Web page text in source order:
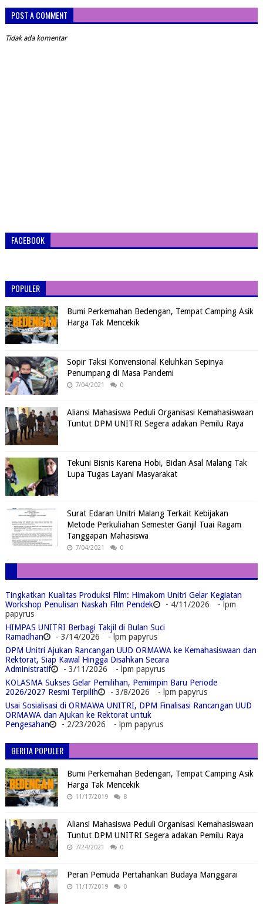
POST A COMMENT
Tidak ada komentar
FACEBOOK
POPULER
Bumi Perkemahan Bedengan, Tempat Camping Asik
Harga Tak Mencekik
Sopir Taksi Konvensional Keluhkan Sepinya
Penumpang di Masa Pandemi
7/04/2021 0
Aliansi Mahasiswa Peduli Organisasi Kemahasiswaan
Tuntut DPM UNITRI Segera adakan Pemilu Raya
Tekuni Bisnis Karena Hobi, Bidan Asal Malang Tak
Lupa Tugas Layani Masyarakat
Surat Edaran Unitri Malang Terkait Kebijakan
Metode Perkuliahan Semester Ganjil Tuai Ragam
Tanggapan Mahasiswa
7/04/2021 0
Tingkatkan Kualitas Produksi Film: Himakom Unitri Gelar Kegiatan
Workshop Penulisan Naskah Film Pendek
- 4/11/2026
- lpm
papyrus
HIMPAS UNITRI Berbagi Takjil di Bulan Suci
Ramadhan
- 3/14/2026
- lpm papyrus
DPM Unitri Ajukan Rancangan UUD ORMAWA ke Kemahasiswaan dan
Rektorat, Siap Kawal Hingga Disahkan Secara
Administratif
- 3/11/2026
- lpm papyrus
KOLASMA Sukses Gelar Pemilihan, Pemimpin Baru Periode
2026/2027 Resmi Terpilih
- 3/8/2026
- lpm papyrus
Usai Sosialisasi di ORMAWA UNITRI, DPM Finalisasi Rancangan UUD
ORMAWA dan Ajukan ke Rektorat untuk
Pengesahan
- 2/23/2026 - lpm papyrus
BERITA POPULER
Bumi Perkemahan Bedengan, Tempat Camping Asik
Harga Tak Mencekik
11/17/2019 8
Aliansi Mahasiswa Peduli Organisasi Kemahasiswaan
Tuntut DPM UNITRI Segera adakan Pemilu Raya
7/24/2021 0
Peran Pemuda Pertahankan Budaya Manggarai
11/17/2019 0